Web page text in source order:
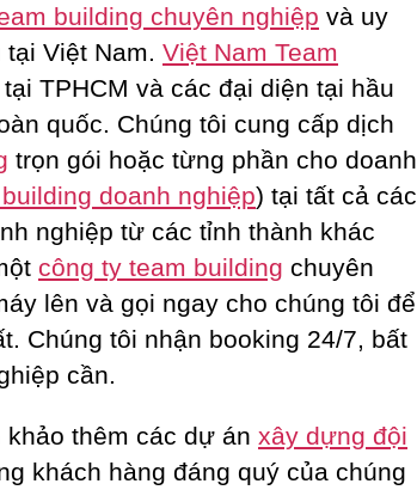
building chuyên nghiệp và uy
Việt Nam. Việt Nam Team
TPHCM và các đại diện tại hầu
quốc. Chúng tôi cung cấp dịch
trọn gói hoặc từng phần cho doanh
doanh nghiệp) tại tất cả các
nghiệp từ các tỉnh thành khác
công ty team building chuyên
lên và gọi ngay cho chúng tôi để
Chúng tôi nhận booking 24/7, bất
cần.
thêm các dự án xây dựng đội
khách hàng đáng quý của chúng